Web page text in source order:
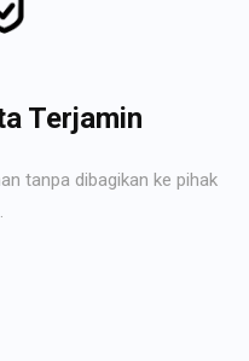
Terjamin
tanpa dibagikan ke pihak